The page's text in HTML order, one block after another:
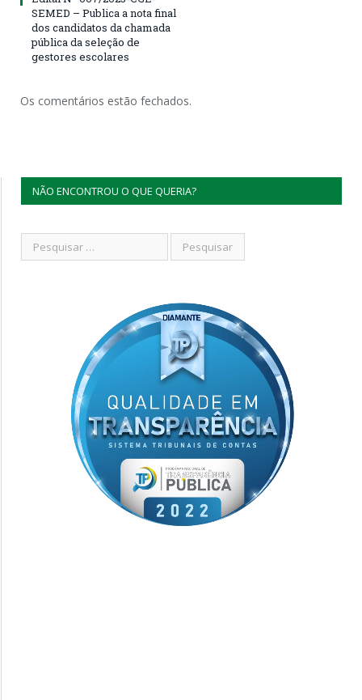
SEMED – Publica a nota final
dos candidatos da chamada
pública da seleção de
gestores escolares
Os comentários estão fechados.
NÃO ENCONTROU O QUE QUERIA?